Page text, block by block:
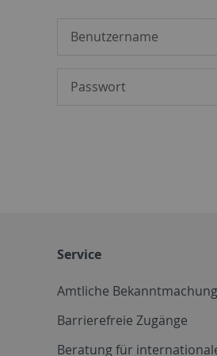
Service
Amtliche
Barrierefreie Zugänge
Beratung für